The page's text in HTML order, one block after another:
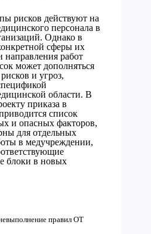
рисков действуют на
персонала в
Однако в
сферы их
направления работ
может дополняться
и угроз,
области. В
приказа в
список
и опасных факторов,
для отдельных
в медучреждении,
блоки в новых
правил ОТ